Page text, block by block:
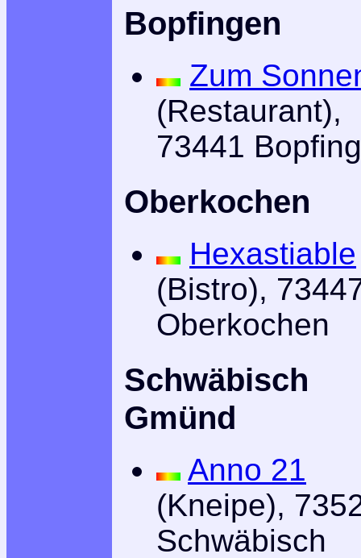
Bopfingen
Zum
(Restaurant),
73441
Oberkochen
Hexastiable
(Bistro),
Oberkochen
Schwäbisch
Gmünd
Anno 21
(Kneipe),
Schwäbisch